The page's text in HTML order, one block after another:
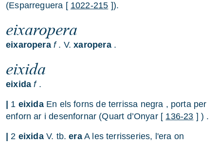
(Esparreguera [ 1022-215 ]).
eixaropera
eixaropera f. V.xaropera.
eixida
eixida f.
1 eixidaEn els forns de terrissa negra , porta per
enforn ar i desenfornar (Quart d’Onyar [ 136-23 ] ) .
2 eixidaV. tb.eraA les terrisseries, l'era on